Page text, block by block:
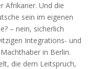
Afrikaner. Und die
sein im eigenen
– nein, sicherlich
Integrations- und
in Berlin.
die dem Leitspruch,